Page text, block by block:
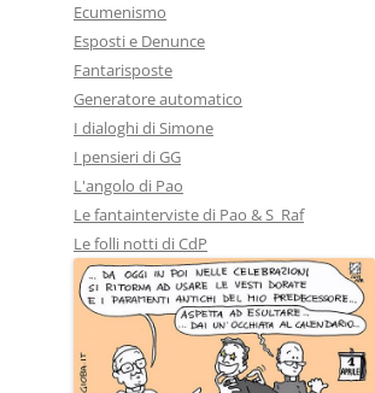
Ecumenismo
Esposti e Denunce
Fantarisposte
Generatore automatico
I dialoghi di Simone
I pensieri di GG
L'angolo di Pao
Le fantainterviste di Pao & S_Raf
Le folli notti di CdP